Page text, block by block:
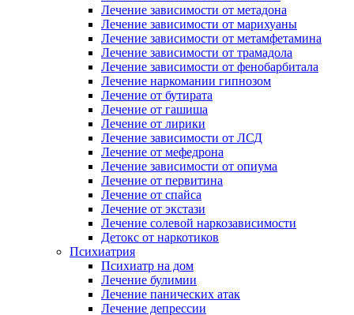
Лечение зависимости от метадона
Лечение зависимости от марихуаны
Лечение зависимости от метамфетамина
Лечение зависимости от трамадола
Лечение зависимости от фенобарбитала
Лечение наркомании гипнозом
Лечение от бутирата
Лечение от гашиша
Лечение от лирики
Лечение зависимости от ЛСД
Лечение от мефедрона
Лечение зависимости от опиума
Лечение от первитина
Лечение от спайса
Лечение от экстази
Лечение солевой наркозависимости
Детокс от наркотиков
Психиатрия
Психиатр на дом
Лечение булимии
Лечение панических атак
Лечение депрессии